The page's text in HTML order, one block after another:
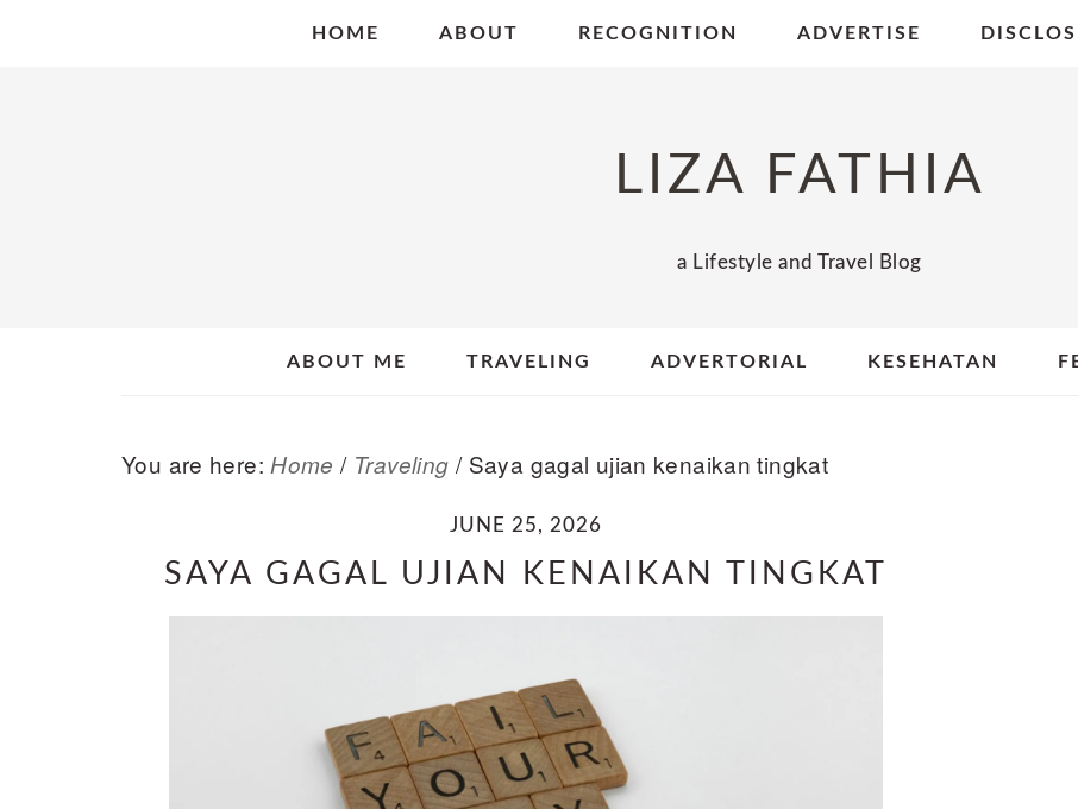
HOME ABOUT RECOGNITION ADVERTISE
LIZA FATHIA
a Lifestyle and Travel Blog
ABOUT ME TRAVELING ADVERTORIAL KESEHATAN
You are here: Home / Traveling /Saya gagal ujian kenaikan tingkat
JUNE 25, 2026
SAYA GAGAL UJIAN KENAIKAN TINGKAT